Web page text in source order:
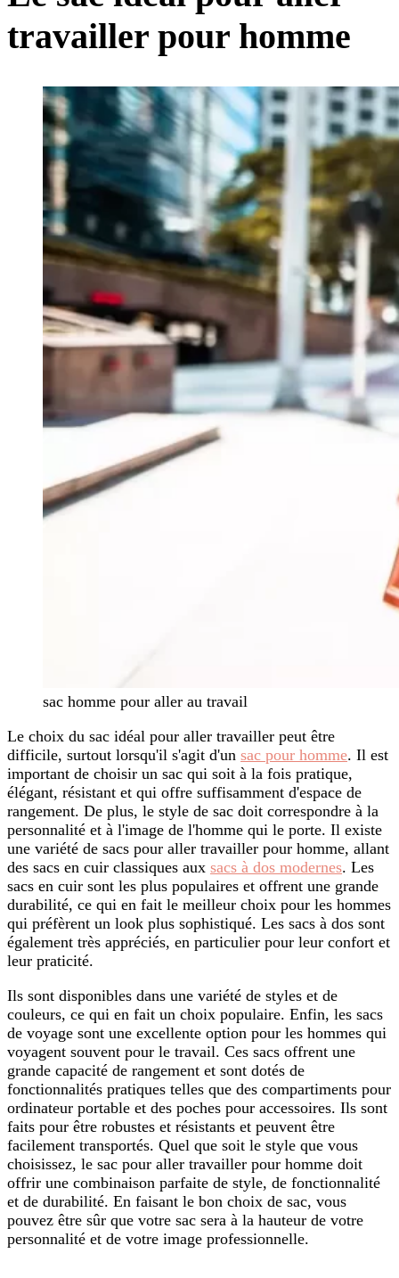
travailler pour homme
sac homme pour aller au travail
Le choix du sac idéal pour aller travailler peut être
difficile, surtout lorsqu'il s'agit d'un sac pour homme. Il est
important de choisir un sac qui soit à la fois pratique,
élégant, résistant et qui offre suffisamment d'espace de
rangement. De plus, le style de sac doit correspondre à la
personnalité et à l'image de l'homme qui le porte. Il existe
une variété de sacs pour aller travailler pour homme, allant
des sacs en cuir classiques aux sacs à dos modernes. Les
sacs en cuir sont les plus populaires et offrent une grande
durabilité, ce qui en fait le meilleur choix pour les hommes
qui préfèrent un look plus sophistiqué. Les sacs à dos sont
également très appréciés, en particulier pour leur confort et
leur praticité.
Ils sont disponibles dans une variété de styles et de
couleurs, ce qui en fait un choix populaire. Enfin, les sacs
de voyage sont une excellente option pour les hommes qui
voyagent souvent pour le travail. Ces sacs offrent une
grande capacité de rangement et sont dotés de
fonctionnalités pratiques telles que des compartiments pour
ordinateur portable et des poches pour accessoires. Ils sont
faits pour être robustes et résistants et peuvent être
facilement transportés. Quel que soit le style que vous
choisissez, le sac pour aller travailler pour homme doit
offrir une combinaison parfaite de style, de fonctionnalité
et de durabilité. En faisant le bon choix de sac, vous
pouvez être sûr que votre sac sera à la hauteur de votre
personnalité et de votre image professionnelle.